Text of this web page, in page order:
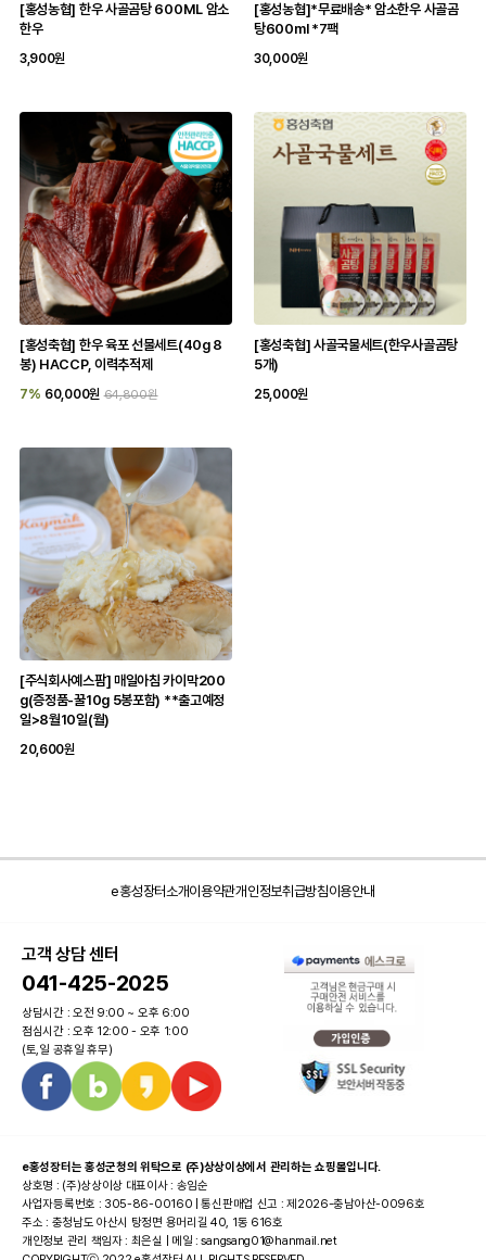
[홍성농협] 한우 사골곰탕 600ML 암소
한우
3,900원
[홍성농협]*무료배송* 암소한우 사골곰
탕600ml *7팩
30,000원
[홍성축협] 한우 육포 선물세트(40g 8
봉) HACCP, 이력추적제
7% 60,000원 64,800원
[홍성축협] 사골국물세트(한우사골곰탕
5개)
25,000원
[주식회사예스팜] 매일아침 카이막200
g(증정품-꿀10g 5봉포함) **출고예정
일>8월10일(월)
20,600원
e홍성장터소개이용약관개인정보취급방침이용안내
고객 상담 센터
041-425-2025
상담시간 : 오전 9:00 ~ 오후 6:00
점심시간 : 오후 12:00 - 오후 1:00
(토,일 공휴일 휴무)
e홍성장터는 홍성군청의 위탁으로 (주)상상이상에서 관리하는 쇼핑몰입니다.
상호명 : (주)상상이상 대표이사 : 송임순
사업자등록번호 : 305-86-00160 | 통신판매업 신고 : 제2026-충남아산-0096호
주소 : 충청남도 아산시 탕정면 용머리길 40, 1동 616호
개인정보 관리 책임자 : 최은실 | 메일 : sangsang01@hanmail.net